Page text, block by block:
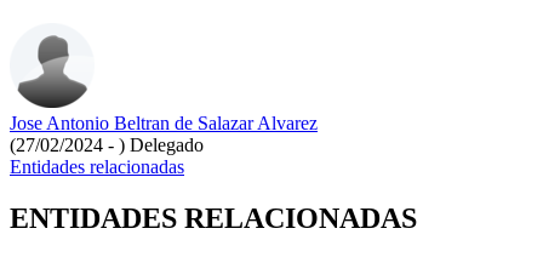
Jose Antonio Beltran de Salazar Alvarez
(27/02/2024 - ) Delegado
Entidades relacionadas
ENTIDADES RELACIONADAS